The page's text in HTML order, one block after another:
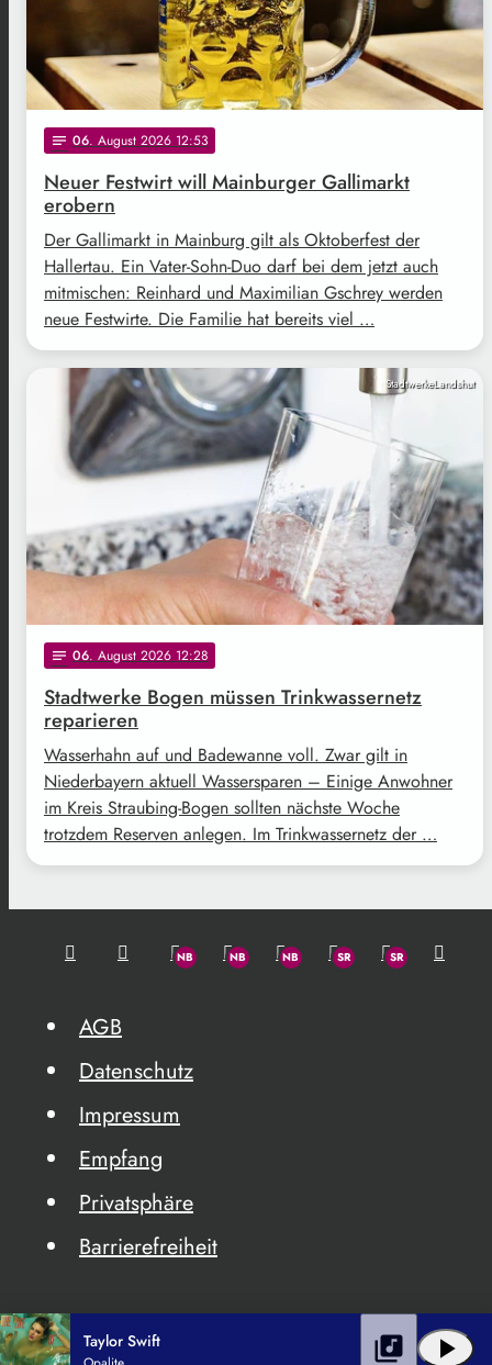
notes 06. August 2026 12:53
Neuer Festwirt will Mainburger Gallimarkt
erobern
Der Gallimarkt in Mainburg gilt als Oktoberfest der
Hallertau. Ein Vater-Sohn-Duo darf bei dem jetzt auch
mitmischen: Reinhard und Maximilian Gschrey werden
neue Festwirte. Die Familie hat bereits viel …
StadtwerkeLandshut
notes 06. August 2026 12:28
Stadtwerke Bogen müssen Trinkwassernetz
reparieren
Wasserhahn auf und Badewanne voll. Zwar gilt in
Niederbayern aktuell Wassersparen – Einige Anwohner
im Kreis Straubing-Bogen sollten nächste Woche
trotzdem Reserven anlegen. Im Trinkwassernetz der …
AGB
Datenschutz
Impressum
Empfang
Privatsphäre
Barrierefreiheit
Taylor Swift play_arrow
library_music